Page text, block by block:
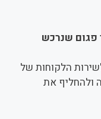
שנרכש
הלקוחות של
ולהחליף את